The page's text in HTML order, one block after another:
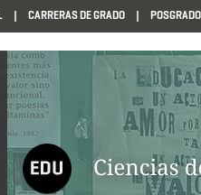
CARRERAS DE GRADO POSGRADO